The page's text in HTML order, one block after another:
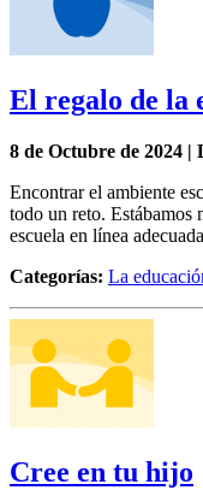
El regalo de la
8 de Octubre de 2024 |
Encontrar el ambiente
todo un reto. Estábamos
escuela en línea
Categorías: La
Cree en tu hijo